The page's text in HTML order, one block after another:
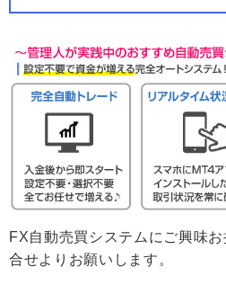
FX自動売買システムにご興味
合せよりお願いします。